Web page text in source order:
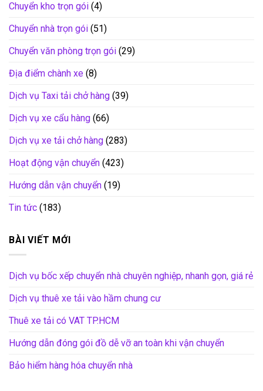
Chuyển kho trọn gói (4)
Chuyển nhà trọn gói (51)
Chuyển văn phòng trọn gói (29)
Địa điểm chành xe (8)
Dịch vụ Taxi tải chở hàng (39)
Dịch vụ xe cẩu hàng (66)
Dịch vụ xe tải chở hàng (283)
Hoạt động vận chuyển (423)
Hướng dẫn vận chuyển (19)
Tin tức (183)
BÀI VIẾT MỚI
Dịch vụ bốc xếp chuyển nhà chuyên nghiệp, nhanh gọn, giá rẻ
Dịch vụ thuê xe tải vào hầm chung cư
Thuê xe tải có VAT TP.HCM
Hướng dẫn đóng gói đồ dễ vỡ an toàn khi vận chuyển
Bảo hiểm hàng hóa chuyển nhà